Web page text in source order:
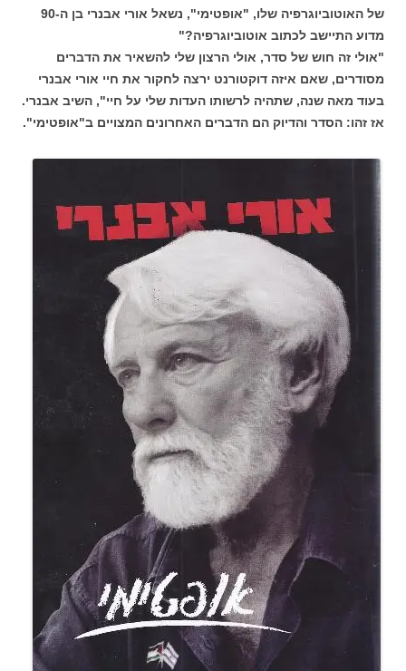
של האוטוביוגרפיה שלו, "אופטימי", נשאל אורי אבנרי בן ה-90
מדוע התיישב לכתוב אוטוביוגרפיה?"
"אולי זה חוש של סדר, אולי הרצון שלי להשאיר את הדברים
מסודרים, שאם איזה דוקטורנט ירצה לחקור את חיי אורי אבנרי
בעוד מאה שנה, שתהיה לרשותו העדות שלי על חיי", השיב אבנרי.
אז זהו: הסדר והדיוק הם הדברים האחרונים המצויים ב"אופטימי".